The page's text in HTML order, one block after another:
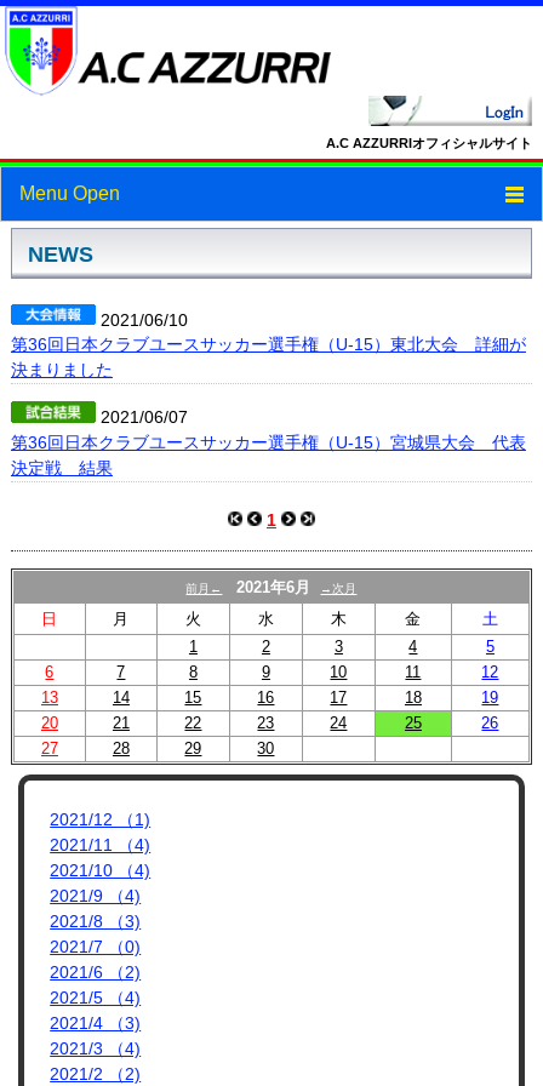
A.C AZZURRIオフィシャルサイト
Menu Open
トップ
スケジュール
フォトギャラリー
NEWS
2021/06/10
第36回日本クラブユースサッカー選手権（U-15）東北大会 詳細が
決まりました
2021/06/07
第36回日本クラブユースサッカー選手権（U-15）宮城県大会 代表
決定戦 結果
1
前月← 2021年6月 →次月
日 月 火 水 木 金
土
1
2 3 4
5
6
7 8 9 10 11
12
13
14 15 16 17 18
19
20
21 22 23 24 25
26
27
28 29 30
2021/12 （1)
2021/11 （4)
2021/10 （4)
2021/9 （4)
2021/8 （3)
2021/7 （0)
2021/6 （2)
2021/5 （4)
2021/4 （3)
2021/3 （4)
2021/2 （2)